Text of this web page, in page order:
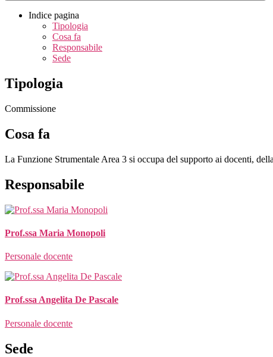
Indice pagina
Tipologia
Cosa fa
Responsabile
Sede
Tipologia
Commissione
Cosa fa
La Funzione Strumentale Area 3 si occupa del supporto ai docenti,
Responsabile
Prof.ssa Maria Monopoli
Personale docente
Prof.ssa Angelita De Pascale
Personale docente
Sede